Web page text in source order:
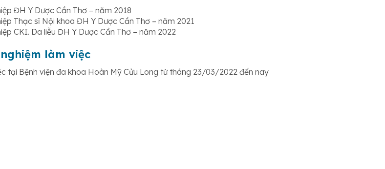
ĐH Y Dược Cần Thơ – năm 2018
Thạc sĩ Nội khoa ĐH Y Dược Cần Thơ – năm 2021
CKI. Da liễu ĐH Y Dược Cần Thơ – năm 2022
làm việc
tại Bệnh viện đa khoa Hoàn Mỹ Cửu Long từ tháng 23/03/2022 đến nay